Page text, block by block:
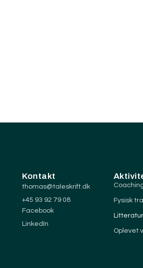
Kontakt
thomas@taleskrift.dk
+45 93 92 79 08
Facebook
LinkedIn
Fysisk
Litteratur
Oplevet